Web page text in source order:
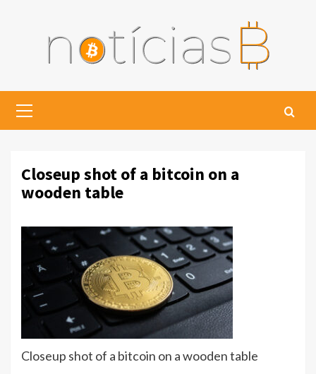
Menu
Closeup shot of a bitcoin on a
wooden table
Closeup shot of a bitcoin on a wooden table